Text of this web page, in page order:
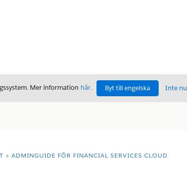
Mer information här. Byt till engelska Inte nu
ADMINGUIDE FÖR FINANCIAL SERVICES CLOUD